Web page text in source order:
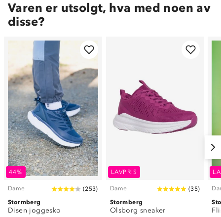
Varen er utsolgt, hva med noen av
disse?
44%
Dame (253)
Stormberg
Disen joggesko
LAVPRIS
Dame (35)
Stormberg
Olsborg sneaker